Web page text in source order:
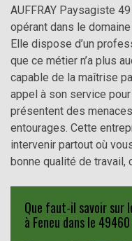
AUFFRAY Paysagiste
opérant dans le domaine
Elle dispose d’un
que ce métier n’a plus
capable de la maîtrise
appel à son service
présentent des
entourages. Cette
intervenir partout où
bonne qualité de travail,
Que faut-il savoir sur
à Feneu dans le